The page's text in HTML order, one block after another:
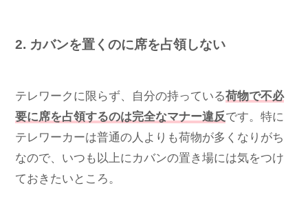
2. カバンを置くのに席を占領しない
テレワークに限らず、自分の持っている荷物で不必
要に席を占領するのは完全なマナー違反です。特に
テレワーカーは普通の人よりも荷物が多くなりがち
なので、いつも以上にカバンの置き場には気をつけ
ておきたいところ。